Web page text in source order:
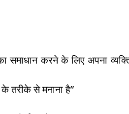
समाधान करने के लिए अपना
तरीके से मनाना है”